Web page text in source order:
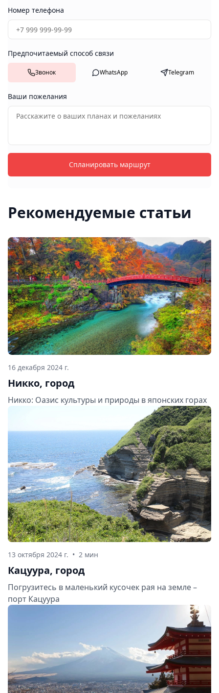
Номер телефона
Предпочитаемый способ связи
Звонок WhatsApp Telegram
Ваши пожелания
Спланировать маршрут
Рекомендуемые статьи
16 декабря 2024 г.
Никко, город
Никко: Оазис культуры и природы в японских горах
13 октября 2024 г. • 2 мин
Кацуура, город
Погрузитесь в маленький кусочек рая на земле –
порт Кацуура